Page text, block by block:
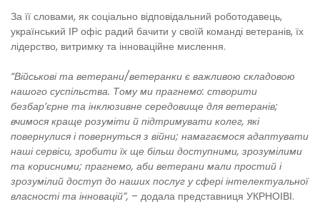
За її словами, як соціально відповідальний роботодавець,
український ІР офіс радий бачити у своїй команді ветеранів, їх
лідерство, витримку та інноваційне мислення.
“Військові та ветерани/ветеранки є важливою складовою
нашого суспільства. Тому ми прагнемо: створити
безбар’єрне та інклюзивне середовище для ветеранів;
вчимося краще розуміти й підтримувати колег, які
повернулися і повернуться з війни; намагаємося адаптувати
наші сервіси, зробити їх ще більш доступними, зрозумілими
та корисними; прагнемо, аби ветерани мали простий і
зрозумілий доступ до наших послуг у сфері інтелектуальної
власності та інновацій”, – додала представниця УКРНОІВІ.